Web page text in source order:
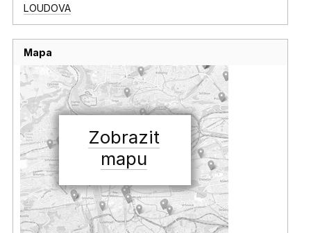
LOUDOVA
Mapa
Zobrazit
mapu